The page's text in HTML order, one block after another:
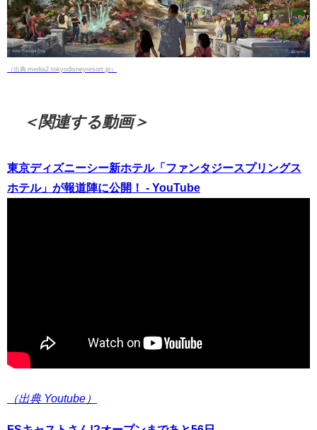
（出典 media2.tokyodisneyresort.jp）
＜関連する動画＞
東京ディズニーシー新ホテル「ファンタジースプリングス
ホテル」が報道陣に公開！ - YouTube
（出典 Youtube）